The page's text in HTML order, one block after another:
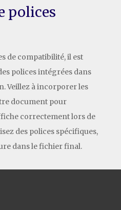
polices
de compatibilité, il est
polices intégrées dans
Veillez à incorporer les
document pour
correctement lors de
des polices spécifiques,
dans le fichier final.